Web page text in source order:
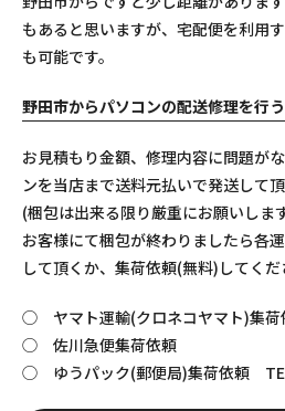
もあると思いますが、宅配便を利用
も可能です。
野田市からパソコンの配送修理を行
お見積もり金額、修理内容に問題が
ンを当店まで送料元払いで発送して頂
(梱包は出来る限り厳重にお願いしま
お客様にて梱包が終わりましたら各
して頂くか、集荷依頼(無料)してくだ
◯ ヤマト運輸(クロネコヤマト)集荷
◯ 佐川急便集荷依頼
◯ ゆうパック(郵便局)集荷依頼